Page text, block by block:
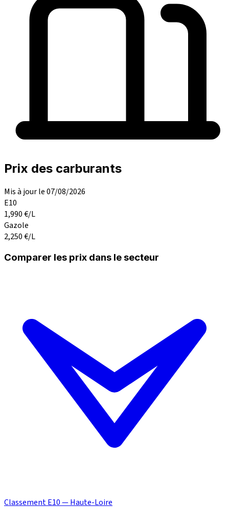
Prix des carburants
Mis à jour le 07/08/2026
E10
1,990€/L
Gazole
2,250€/L
Comparer les prix dans le secteur
Classement E10 — Haute-Loire